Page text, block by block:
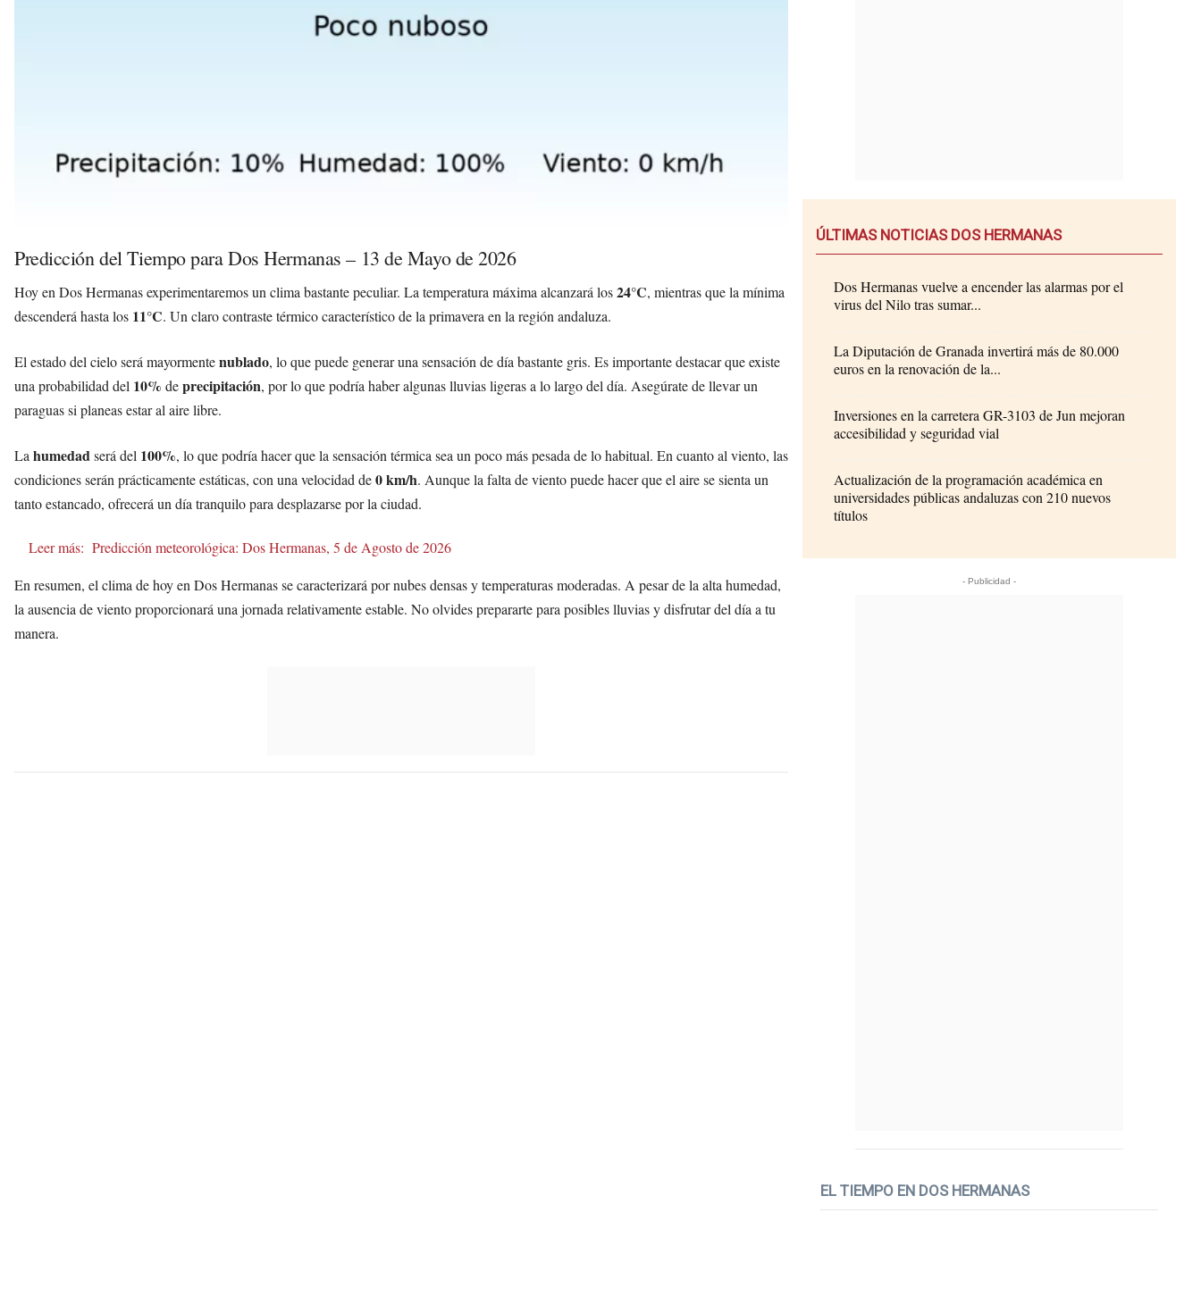
Predicción del Tiempo para Dos Hermanas – 13 de Mayo de 2026
Hoy en Dos Hermanas experimentaremos un clima bastante peculiar. La temperatura máxima alcanzará los24°C, mientras que la mínima
descenderá hasta los 11°C. Un claro contraste térmico característico de la primavera en la región andaluza.
El estado del cielo será mayormentenublado, lo que puede generar una sensación de día bastante gris. Es importante destacar que existe
una probabilidad del 10% deprecipitación, por lo que podría haber algunas lluvias ligeras a lo largo del día. Asegúrate de llevar un
paraguas si planeas estar al aire libre.
La humedadserá del 100%, lo que podría hacer que la sensación térmica sea un poco más pesada de lo habitual. En cuanto al viento, las
condiciones serán prácticamente estáticas, con una velocidad de0 km/h. Aunque la falta de viento puede hacer que el aire se sienta un
tanto estancado, ofrecerá un día tranquilo para desplazarse por la ciudad.
Leer más: Predicción meteorológica: Dos Hermanas, 5 de Agosto de 2026
En resumen, el clima de hoy en Dos Hermanas se caracterizará por nubes densas y temperaturas moderadas. A pesar de la alta humedad,
la ausencia de viento proporcionará una jornada relativamente estable. No olvides prepararte para posibles lluvias y disfrutar del día a tu
manera.
ÚLTIMAS NOTICIAS DOS HERMANAS
Dos Hermanas vuelve a encender las alarmas por el
virus del Nilo tras sumar...
La Diputación de Granada invertirá más de 80.000
euros en la renovación de la...
Inversiones en la carretera GR-3103 de Jun mejoran
accesibilidad y seguridad vial
Actualización de la programación académica en
universidades públicas andaluzas con 210 nuevos
títulos
- Publicidad -
EL TIEMPO EN DOS HERMANAS